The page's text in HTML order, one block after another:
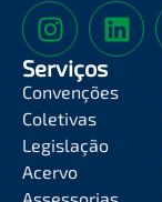
Serviços
Convenções
Coletivas
Legislação
Acervo